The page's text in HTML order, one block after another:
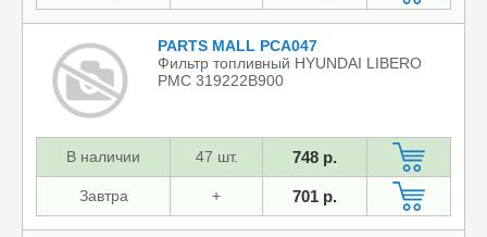
PARTS MALL PCA047
Фильтр топливный HYUNDAI LIBERO
PMC 319222B900
В наличии 47 шт. 748 р.
Завтра + 701 р.